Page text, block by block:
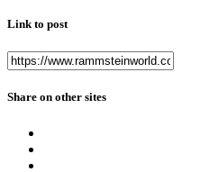
Link to post
Share on other sites